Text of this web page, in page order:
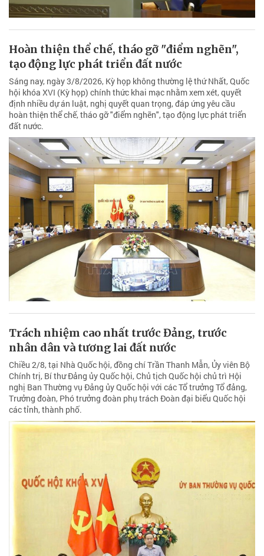
Hoàn thiện thể chế, tháo gỡ "điểm nghẽn",
tạo động lực phát triển đất nước
Sáng nay, ngày 3/8/2026, Kỳ họp không thường lệ thứ Nhất, Quốc
hội khóa XVI (Kỳ họp) chính thức khai mạc nhằm xem xét, quyết
định nhiều dự án luật, nghị quyết quan trọng, đáp ứng yêu cầu
hoàn thiện thể chế, tháo gỡ "điểm nghẽn", tạo động lực phát triển
đất nước.
Trách nhiệm cao nhất trước Đảng, trước
nhân dân và tương lai đất nước
Chiều 2/8, tại Nhà Quốc hội, đồng chí Trần Thanh Mẫn, Ủy viên Bộ
Chính trị, Bí thư Đảng ủy Quốc hội, Chủ tịch Quốc hội chủ trì Hội
nghị Ban Thường vụ Đảng ủy Quốc hội với các Tổ trưởng Tổ đảng,
Trưởng đoàn, Phó trưởng đoàn phụ trách Đoàn đại biểu Quốc hội
các tỉnh, thành phố.